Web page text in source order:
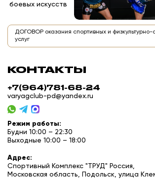
боевых искусств
ДОГОВОР оказания спортивных и физкультурно-
услуг
КОНТАКТЫ
+7(964)781-68-24
varyagclub-pd@yandex.ru
Режим работы:
Будни 10:00 – 22:30
Выходные 10:00 – 18:00
Адрес:
Спортивный Комплекс "ТРУД" Россия,
Московская область, Подольск, улица